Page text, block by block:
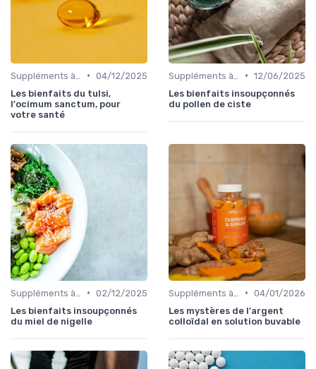
• 04/12/2025
Les bienfaits du tulsi,
l'ocimum sanctum, pour
votre santé
• 12/06/2025
Les bienfaits insoupçonnés
du pollen de ciste
• 02/12/2025
Les bienfaits insoupçonnés
du miel de nigelle
• 04/01/2026
Les mystères de l'argent
colloïdal en solution buvable